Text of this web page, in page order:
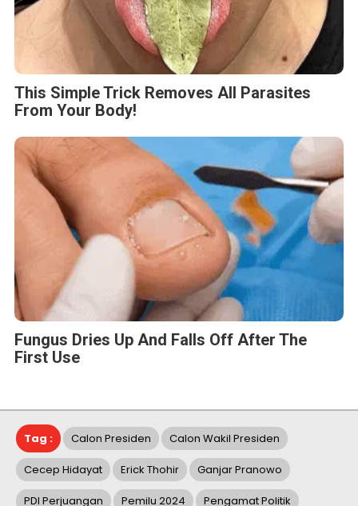
This Simple Trick Removes All Parasites
From Your Body!
Fungus Dries Up And Falls Off After The
First Use
Tag : Calon Presiden Calon Wakil Presiden
Cecep Hidayat Erick Thohir Ganjar Pranowo
PDI Perjuangan Pemilu 2024 Pengamat Politik